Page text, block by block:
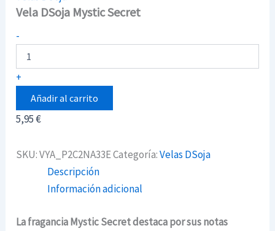
Vela DSoja Mystic Secret
-
DSoja
Mystic
Secret
cantidad
+
Añadir al carrito
5,95€
SKU:VYA_P2C2NA33ECategoría:Velas DSoja
Descripción
Información adicional
La fragancia Mystic Secret destaca por sus notas